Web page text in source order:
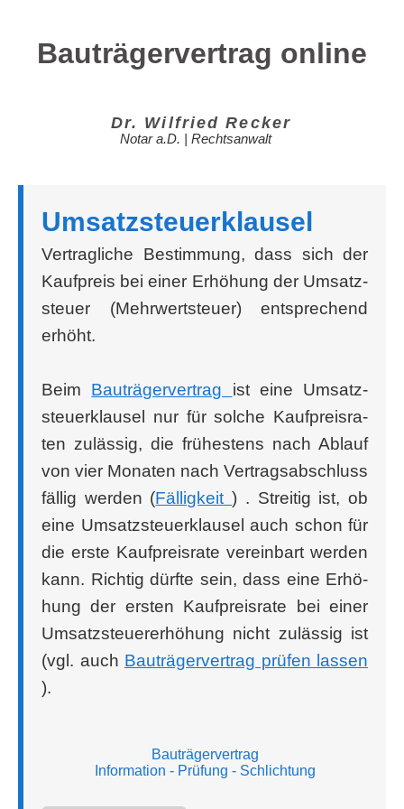
Bauträgervertrag online
Dr. Wil­fried Recker
Notar a.D. | Rechtsanwalt
Umsatz­steu­er­klau­sel
Ver­trag­li­che Bestim­mung, dass sich der
Kauf­preis bei einer Erhö­hung der Umsatz­
steu­er (Mehr­wert­steu­er) ent­spre­chend
erhöht.
Beim Bau­trä­ger­ver­trag ist eine Umsatz­
steu­er­klau­sel nur für sol­che Kauf­preis­ra­
ten zuläs­sig, die frü­hes­tens nach Ablauf
von vier Mona­ten nach Ver­trags­ab­schluss
fäl­lig wer­den (Fäl­lig­keit) . Strei­tig ist, ob
eine Umsatz­steu­er­klau­sel auch schon für
die ers­te Kauf­preis­ra­te ver­ein­bart wer­den
kann. Rich­tig dürf­te sein, dass eine Erhö­
hung der ers­ten Kauf­preis­ra­te bei einer
Umsatz­steu­er­erhö­hung nicht zuläs­sig ist
(vgl. auch Bau­trä­ger­ver­trag prü­fen las­sen
).
Bauträgervertrag
Information - Prüfung - Schlichtung